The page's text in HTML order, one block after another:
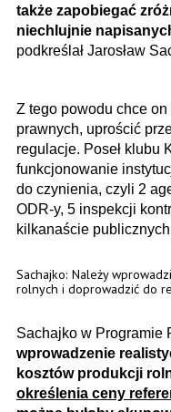
także zapobiegać
niechlujnie
podkreślał Jarosław
Z tego powodu chce
prawnych, uprościć
regulacje. Poseł klubu
funkcjonowanie
do czynienia, czyli 2
ODR-y, 5 inspekcji
kilkanaście
Sachajko: Należy
rolnych i doprowadzić do
Sachajko w Programie
wprowadzenie
kosztów produkcji
określenia ceny